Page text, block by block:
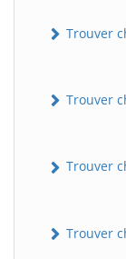
Trouver
Trouver
Trouver
Trouver